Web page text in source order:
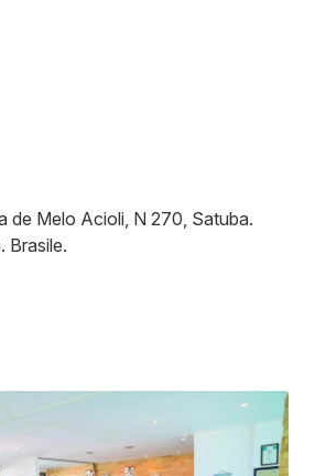
de Melo Acioli, N 270, Satuba.
. Brasile.